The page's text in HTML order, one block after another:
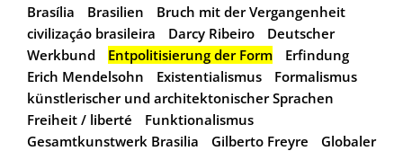
Brasília
Brasilien
Bruch mit der Vergangenheit
civilizaçáo brasileira
Darcy Ribeiro
Deutscher
Werkbund
Entpolitisierung der Form
Erfindung
Erich Mendelsohn
Existentialismus
Formalismus
künstlerischer und architektonischer Sprachen
Freiheit / liberté
Funktionalismus
Gesamtkunstwerk Brasilia
Gilberto Freyre
Globaler